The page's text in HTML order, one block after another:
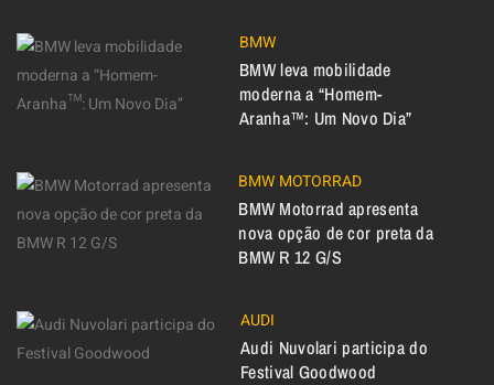
BMW
BMW leva mobilidade
moderna a “Homem-
Aranha™: Um Novo Dia”
BMW MOTORRAD
BMW Motorrad apresenta
nova opção de cor preta da
BMW R 12 G/S
AUDI
Audi Nuvolari participa do
Festival Goodwood